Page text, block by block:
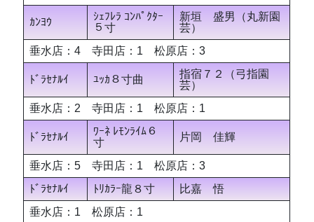
ｶﾝﾖｳ
ｼｪﾌﾚﾗ ｺﾝﾊﾟｸﾀｰ
５寸
新垣 盛男（丸新園
芸）
垂水店：4 寺田店：1 松原店：3
ﾄﾞﾗｾﾅﾙｲ ﾕｯｶ８寸曲
指宿７２（弓指園
芸）
垂水店：2 寺田店：1 松原店：1
ﾄﾞﾗｾﾅﾙｲ
ﾜｰﾈ ﾚﾓﾝﾗｲﾑ６
寸
片岡 佳輝
垂水店：5 寺田店：1 松原店：3
ﾄﾞﾗｾﾅﾙｲ
ﾄﾘｶﾗｰ龍８寸
比嘉 悟
垂水店：1 松原店：1